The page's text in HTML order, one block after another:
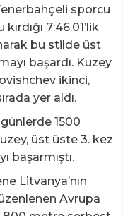
sporcu
7:46.01’lik
bu stilde üst
başardı. Kuzey
ikinci,
yer aldı.
1500
üst üste 3. kez
başarmıştı.
Litvanya’nın
Avrupa